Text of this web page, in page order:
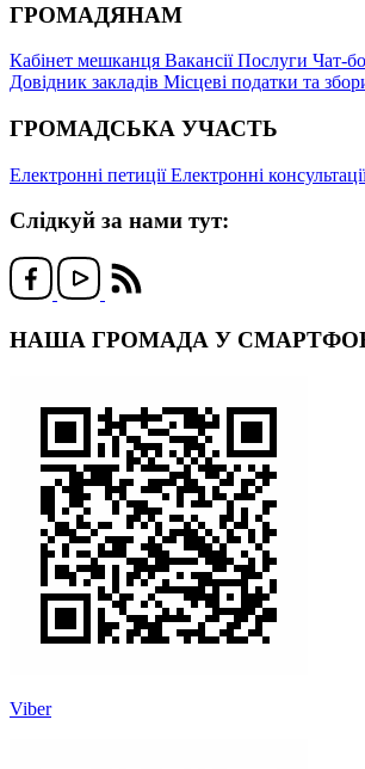
ГРОМАДЯНАМ
Кабінет мешканця ВакансіїПослуги Чат-
Довідник закладів Місцеві податки та
ГРОМАДСЬКА УЧАСТЬ
Електронні петиціїЕлектронні
Слідкуй за нами тут:
НАША ГРОМАДА У
Viber